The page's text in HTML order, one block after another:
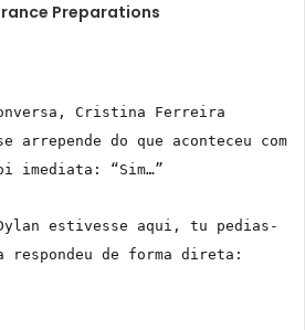
Preparations
Cristina Ferreira
arrepende do que aconteceu com
imediata: “Sim…”
estivesse aqui, tu pedias-
respondeu de forma direta: